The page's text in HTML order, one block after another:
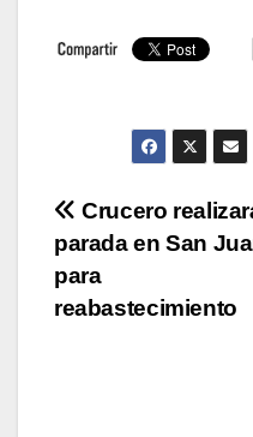
de
entradas
Crucero
parada en San
para
reabastecimiento